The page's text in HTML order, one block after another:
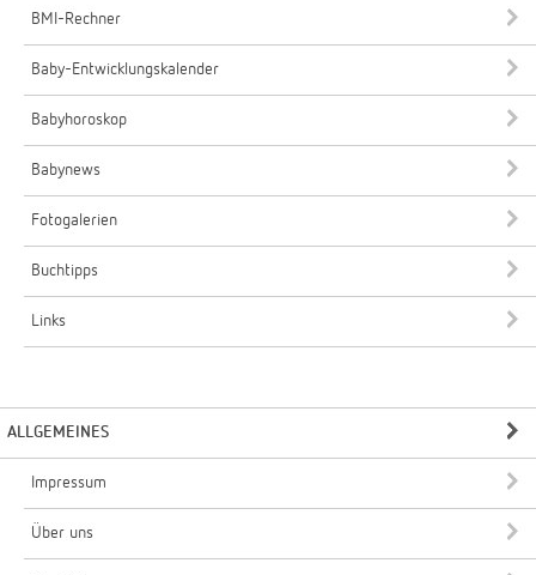
BMI-Rechner
Baby-Entwicklungskalender
Babyhoroskop
Babynews
Fotogalerien
Buchtipps
Links
ALLGEMEINES
Impressum
Über uns